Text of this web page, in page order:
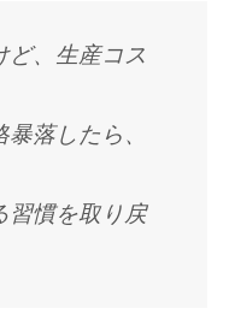
ど、生産コス
落したら、
習慣を取り戻